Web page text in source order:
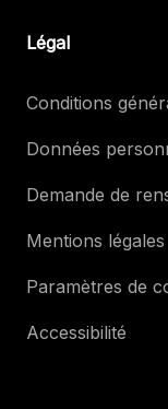
Légal
Conditions
Données
Demande de
Mentions légales
Paramètres de
Accessibilité